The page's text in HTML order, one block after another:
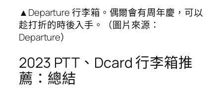
▲Departure 行李箱。偶爾會有周年慶，可以
趁打折的時後入手。（圖片來源：
Departure）
2023 PTT、Dcard 行李箱推
薦：總結